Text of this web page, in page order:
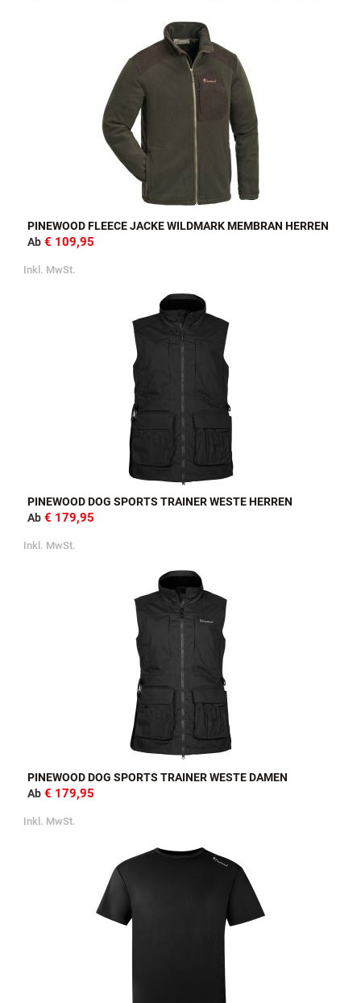
PINEWOOD FLEECE JACKE WILDMARK MEMBRAN HERREN
Ab € 109,95
Inkl. MwSt.
PINEWOOD DOG SPORTS TRAINER WESTE HERREN
Ab € 179,95
Inkl. MwSt.
PINEWOOD DOG SPORTS TRAINER WESTE DAMEN
Ab € 179,95
Inkl. MwSt.